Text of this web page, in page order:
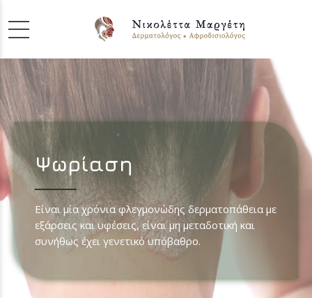
Ψωρίαση
Είναι μία χρόνια φλεγμονώδης δερματοπάθεια με
εξάρσεις και υφέσεις, είναι μη μεταδοτική και
συνήθως έχει γενετικό υπόβαθρο.